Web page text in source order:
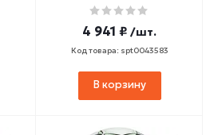
розовый
4 941 ₽ /шт.
Код товара: spt0043583
В корзину